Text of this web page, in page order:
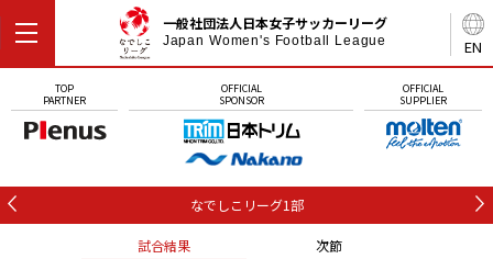
EN
一般社団法人日本女子サッカーリーグ
Japan Women's Football League
TOP
PARTNER
OFFICIAL
SPONSOR
OFFICIAL
SUPPLIER
なでしこリーグ1部
試合結果 次節